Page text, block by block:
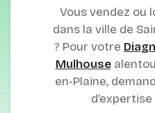
Vous vendez ou
dans la ville de
? Pour votre
Mulhouse
en-Plaine,